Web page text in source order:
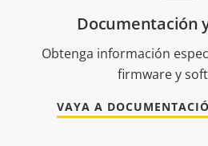
Documentación
Obtenga información
firmware y
VAYA A